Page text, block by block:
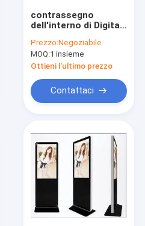
contrassegno
dell'interno di Digital
contenuto del CMS
che si alimenta per la
vendita, pubblicità,
posizione, macchina
della medicina
Prezzo:Negoziabile
MOQ:1 insieme
Ottieni l'ultimo prezzo
Contattaci